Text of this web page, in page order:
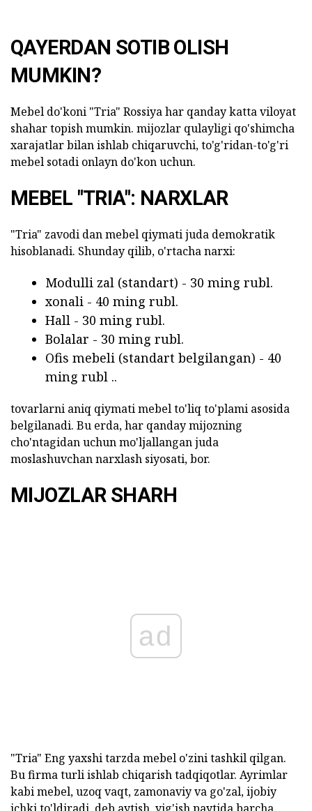
QAYERDAN SOTIB OLISH
MUMKIN?
Mebel do'koni "Tria" Rossiya har qanday katta viloyat
shahar topish mumkin. mijozlar qulayligi qo'shimcha
xarajatlar bilan ishlab chiqaruvchi, to'g'ridan-to'g'ri
mebel sotadi onlayn do'kon uchun.
MEBEL "TRIA": NARXLAR
"Tria" zavodi dan mebel qiymati juda demokratik
hisoblanadi. Shunday qilib, o'rtacha narxi:
Modulli zal (standart) - 30 ming rubl.
xonali - 40 ming rubl.
Hall - 30 ming rubl.
Bolalar - 30 ming rubl.
Ofis mebeli (standart belgilangan) - 40
ming rubl ..
tovarlarni aniq qiymati mebel to'liq to'plami asosida
belgilanadi. Bu erda, har qanday mijozning
cho'ntagidan uchun mo'ljallangan juda
moslashuvchan narxlash siyosati, bor.
MIJOZLAR SHARH
ad
"Tria" Eng yaxshi tarzda mebel o'zini tashkil qilgan.
Bu firma turli ishlab chiqarish tadqiqotlar. Ayrimlar
kabi mebel, uzoq vaqt, zamonaviy va go'zal, ijobiy
ichki to'ldiradi, deb aytish. yig'ish paytida barcha